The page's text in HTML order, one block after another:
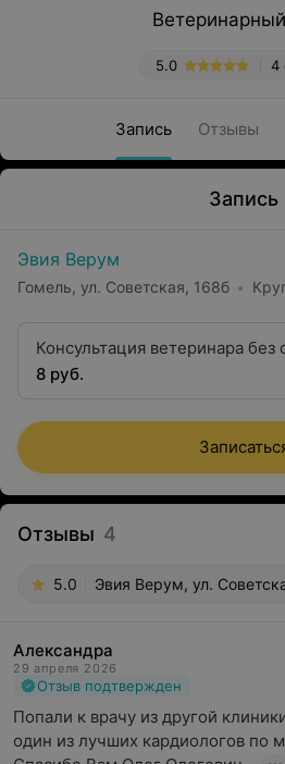
4
5.0
Запись Отзывы
Запись
Эвия Верум
Гомель, ул. Советская, 168б
Консультация ветеринара без
8 руб.
Отзывы 4
5.0 Эвия Верум, ул.
Александра
29 апреля 2026
Отзыв подтвержден
Попали к врачу из другой
один из лучших кардиологов по